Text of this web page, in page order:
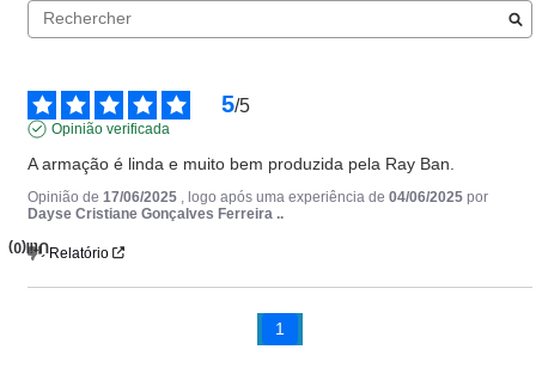
5/5
Opinião verificada
A armação é linda e muito bem produzida pela Ray Ban.
Opinião de 17/06/2025 , logo após uma experiência de04/06/2025 por
Dayse Cristiane Gonçalves Ferreira ..
Útil
(0) Relatório
1